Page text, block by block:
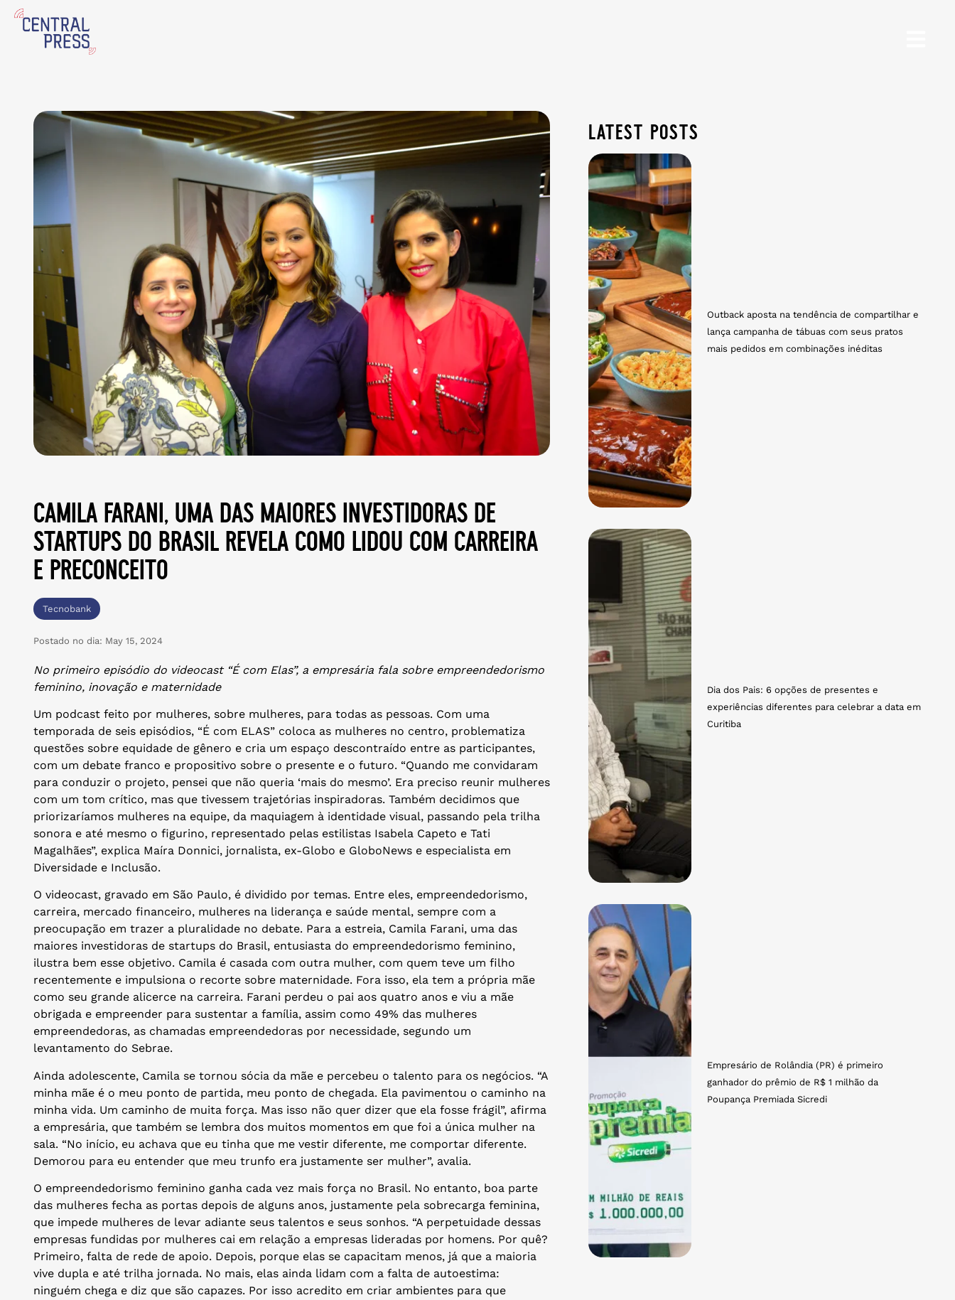
camila farani, uma das maiores investidoras de
startups do brasil revela como lidou com carreira
e preconceito
Tecnobank
Postado no dia: May 15, 2024
No primeiro episódio do videocast “É com Elas”, a empresária fala sobre empreendedorismo
feminino, inovação e maternidade
Um podcast feito por mulheres, sobre mulheres, para todas as pessoas. Com uma
temporada de seis episódios, “É com ELAS” coloca as mulheres no centro, problematiza
questões sobre equidade de gênero e cria um espaço descontraído entre as participantes,
com um debate franco e propositivo sobre o presente e o futuro. “Quando me convidaram
para conduzir o projeto, pensei que não queria ‘mais do mesmo’. Era preciso reunir mulheres
com um tom crítico, mas que tivessem trajetórias inspiradoras. Também decidimos que
priorizaríamos mulheres na equipe, da maquiagem à identidade visual, passando pela trilha
sonora e até mesmo o figurino, representado pelas estilistas Isabela Capeto e Tati
Magalhães”, explica Maíra Donnici, jornalista, ex-Globo e GloboNews e especialista em
Diversidade e Inclusão.
O videocast, gravado em São Paulo, é dividido por temas. Entre eles, empreendedorismo,
carreira, mercado financeiro, mulheres na liderança e saúde mental, sempre com a
preocupação em trazer a pluralidade no debate. Para a estreia, Camila Farani, uma das
maiores investidoras de startups do Brasil, entusiasta do empreendedorismo feminino,
ilustra bem esse objetivo. Camila é casada com outra mulher, com quem teve um filho
recentemente e impulsiona o recorte sobre maternidade. Fora isso, ela tem a própria mãe
como seu grande alicerce na carreira. Farani perdeu o pai aos quatro anos e viu a mãe
obrigada e empreender para sustentar a família, assim como 49% das mulheres
empreendedoras, as chamadas empreendedoras por necessidade, segundo um
levantamento do Sebrae.
Ainda adolescente, Camila se tornou sócia da mãe e percebeu o talento para os negócios. “A
minha mãe é o meu ponto de partida, meu ponto de chegada. Ela pavimentou o caminho na
minha vida. Um caminho de muita força. Mas isso não quer dizer que ela fosse frágil”, afirma
a empresária, que também se lembra dos muitos momentos em que foi a única mulher na
sala. “No início, eu achava que eu tinha que me vestir diferente, me comportar diferente.
Demorou para eu entender que meu trunfo era justamente ser mulher”, avalia.
O empreendedorismo feminino ganha cada vez mais força no Brasil. No entanto, boa parte
das mulheres fecha as portas depois de alguns anos, justamente pela sobrecarga feminina,
que impede mulheres de levar adiante seus talentos e seus sonhos. “A perpetuidade dessas
empresas fundidas por mulheres cai em relação a empresas lideradas por homens. Por quê?
Primeiro, falta de rede de apoio. Depois, porque elas se capacitam menos, já que a maioria
vive dupla e até trilha jornada. No mais, elas ainda lidam com a falta de autoestima:
ninguém chega e diz que são capazes. Por isso acredito em criar ambientes para que
latest posts
Outback aposta na tendência de compartilhar e
lança campanha de tábuas com seus pratos
mais pedidos em combinações inéditas
Dia dos Pais: 6 opções de presentes e
experiências diferentes para celebrar a data em
Curitiba
Empresário de Rolândia (PR) é primeiro
ganhador do prêmio de R$ 1 milhão da
Poupança Premiada Sicredi